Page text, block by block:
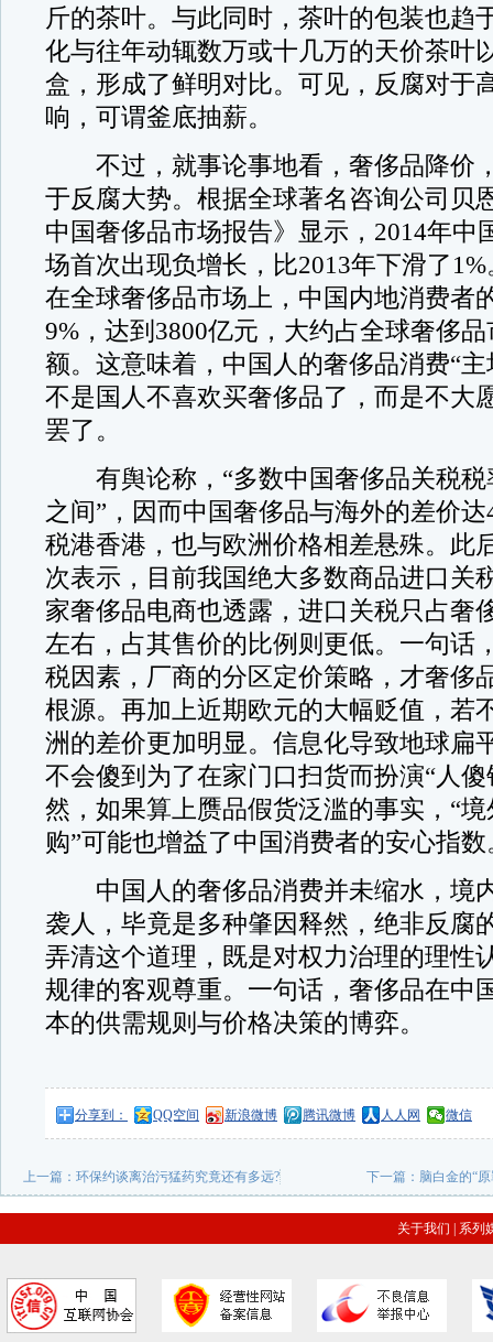
斤的茶叶。与此同时，茶叶的包装也趋
化与往年动辄数万或十几万的天价茶叶
盒，形成了鲜明对比。可见，反腐对于
响，可谓釜底抽薪。
不过，就事论事地看，奢侈品降价
于反腐大势。根据全球著名咨询公司贝
中国奢侈品市场报告》显示，2014年中
场首次出现负增长，比2013年下滑了
在全球奢侈品市场上，中国内地消费者
9%，达到3800亿元，大约占全球奢侈
额。这意味着，中国人的奢侈品消费“
不是国人不喜欢买奢侈品了，而是不大
罢了。
有舆论称，“多数中国奢侈品关税税
之间”，因而中国奢侈品与海外的差价
税港香港，也与欧洲价格相差悬殊。此
次表示，目前我国绝大多数商品进口关
家奢侈品电商也透露，进口关税只占奢
左右，占其售价的比例则更低。一句话
税因素，厂商的分区定价策略，才奢侈
根源。再加上近期欧元的大幅贬值，若
洲的差价更加明显。信息化导致地球扁
不会傻到为了在家门口扫货而扮演“人
然，如果算上赝品假货泛滥的事实，“境
购”可能也增益了中国消费者的安心指数
中国人的奢侈品消费并未缩水，境
袭人，毕竟是多种肇因释然，绝非反
弄清这个道理，既是对权力治理的理性
规律的客观尊重。一句话，奢侈品在中
本的供需规则与价格决策的博弈。
分享到： QQ空间 新浪微博 腾讯微博 人人网 微信
上一篇： 环保约谈离治污猛药究竟还有多远? 下一篇： 脑白金的“
关于我们 系列